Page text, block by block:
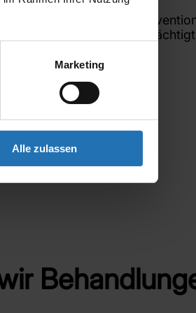
Marketing
Alle zulassen
therapeutischen